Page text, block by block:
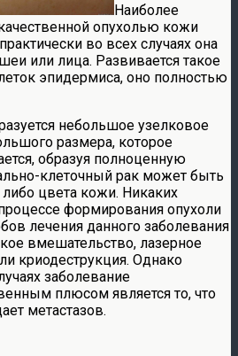
Наиболее
опухолью кожи
во всех случаях она
или лица. Развивается такое
эпидермиса, оно полностью
небольшое узелковое
размера, которое
образуя полноценную
клеточный рак может быть
цвета кожи. Никаких
формирования опухоли
лечения данного заболевания
вмешательство, лазерное
криодеструкция. Однако
заболевание
плюсом является то, что
метастазов.